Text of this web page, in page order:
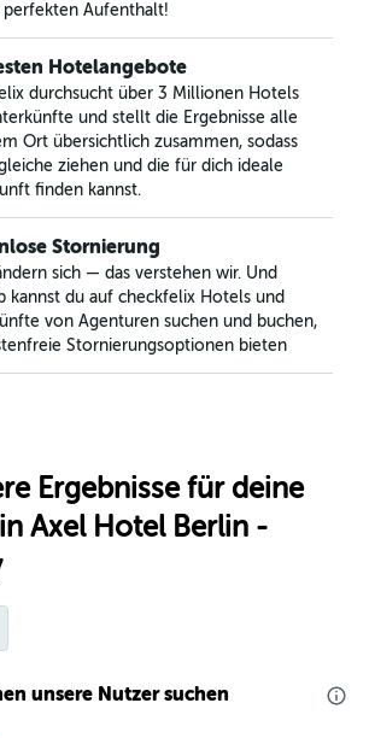
perfekten Aufenthalt!
Hotelangebote
durchsucht über 3 Millionen Hotels
und stellt die Ergebnisse alle
Ort übersichtlich zusammen, sodass
ziehen und die für dich ideale
finden kannst.
Stornierung
sich — das verstehen wir. Und
kannst du auf checkfelix Hotels und
von Agenturen suchen und buchen,
Stornierungsoptionen bieten
Ergebnisse für deine
Axel Hotel Berlin -
unsere Nutzer suchen